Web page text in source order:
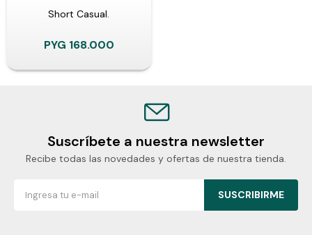
Short Casual.
PYG 168.000
Suscríbete a nuestra newsletter
Recibe todas las novedades y ofertas de nuestra tienda.
SUSCRIBIRME